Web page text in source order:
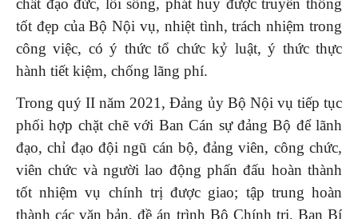
chất đạo đức, lối sống, phát huy được truyền thống
tốt đẹp của Bộ Nội vụ, nhiệt tình, trách nhiệm trong
công việc, có ý thức tổ chức kỷ luật, ý thức thực
hành tiết kiệm, chống lãng phí.
Trong quý II năm 2021, Đảng ủy Bộ Nội vụ tiếp tục
phối hợp chặt chẽ với Ban Cán sự đảng Bộ để lãnh
đạo, chỉ đạo đội ngũ cán bộ, đảng viên, công chức,
viên chức và người lao động phấn đấu hoàn thành
tốt nhiệm vụ chính trị được giao; tập trung hoàn
thành các văn bản, đề án trình Bộ Chính trị, Ban Bí